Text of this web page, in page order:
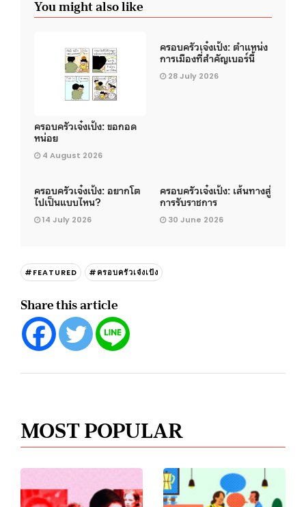
You might also like
ครอบครัวเจ๋งเป้ง: ขอกอด
หน่อย
4 August 2026
ครอบครัวเจ๋งเป้ง: ตำแหน่ง
การเมืองที่สำคัญเบอร์นี้
28 July 2026
ครอบครัวเจ๋งเป้ง: อยากโต
ไปเป็นแบบไหน?
14 July 2026
ครอบครัวเจ๋งเป้ง: เส้นทางสู่
การรับราชการ
30 June 2026
#FEATURED #ครอบครัวเจ๋งเป้ง
Share this article
MOST POPULAR